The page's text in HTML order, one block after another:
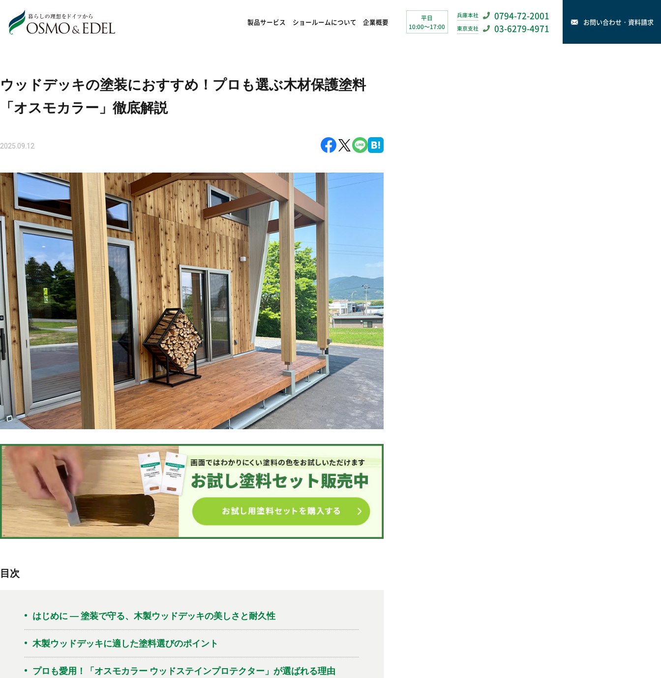
製品サービス ショールームについて 企業概要 お問い合わせ・資料請求
兵庫本社 0794-72-2001
東京支社 03-6279-4971
平日
10:00～17:00
ウッドデッキの塗装におすすめ！プロも選ぶ木材保護塗料
「オスモカラー」徹底解説
2025.09.12
目次
はじめに ― 塗装で守る、木製ウッドデッキの美しさと耐久性
木製ウッドデッキに適した塗料選びのポイント
プロも愛用！「オスモカラー ウッドステインプロテクター」が選ばれる理由